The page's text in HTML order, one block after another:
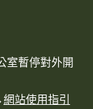
室暫停對外開
網站使用指引